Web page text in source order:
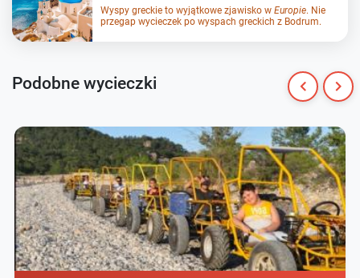
Wyspy greckie to wyjątkowe zjawisko w Europie. Nie
przegap wycieczek po wyspach greckich z Bodrum.
Podobne wycieczki